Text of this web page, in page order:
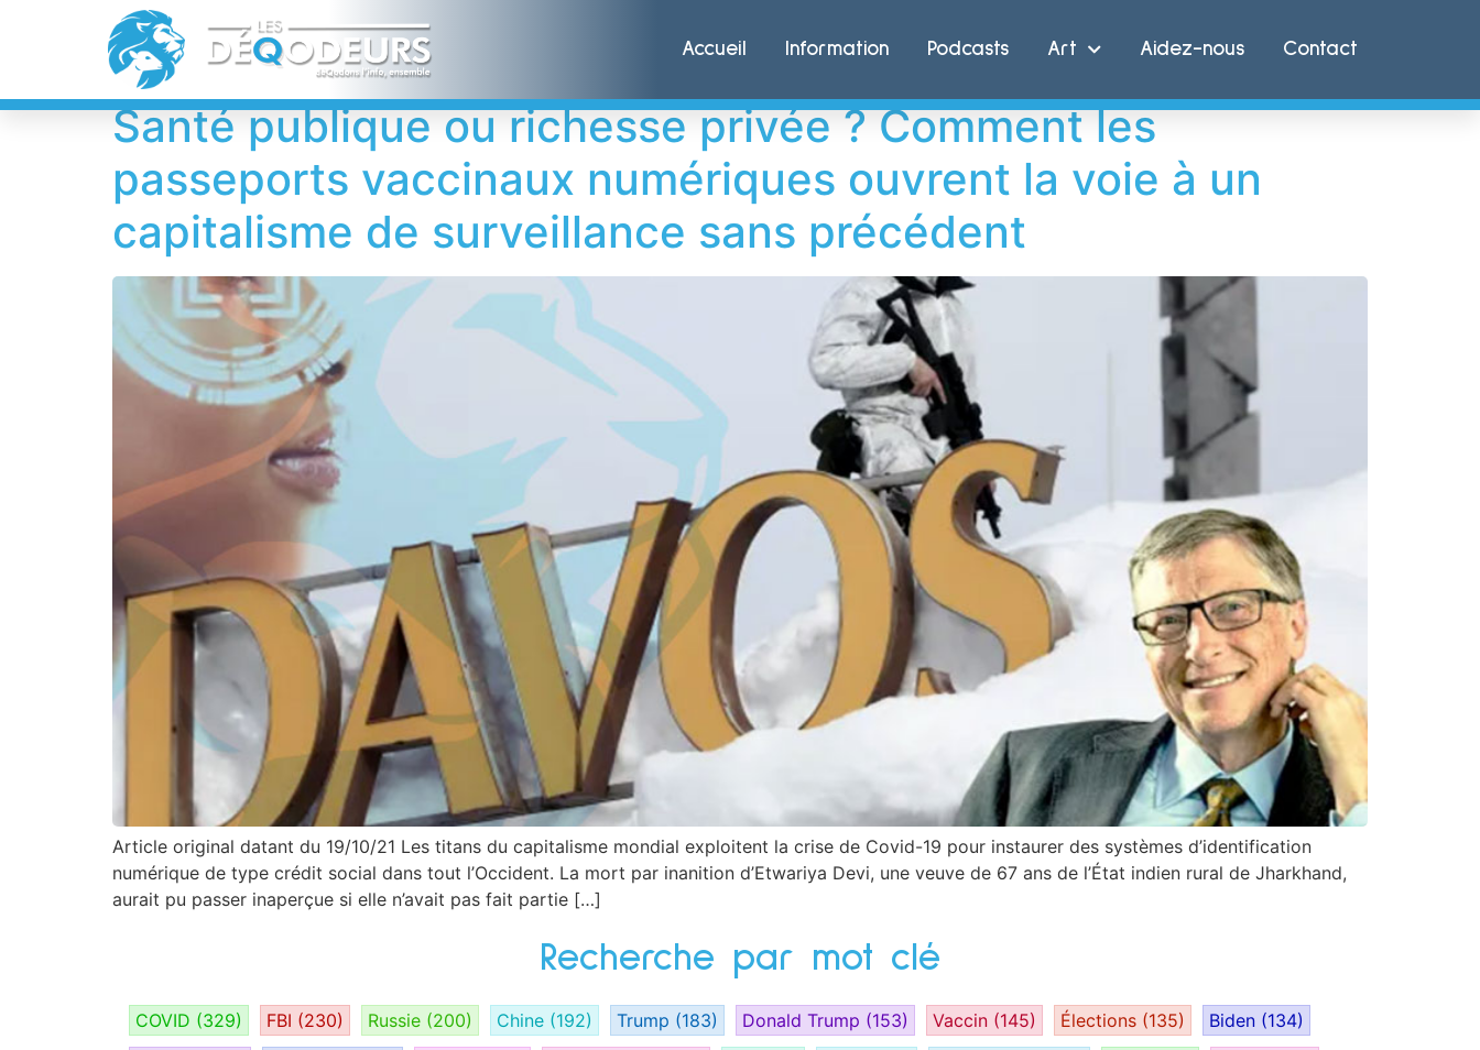
Accueil Information Podcasts Art Aidez-nous Contact
Étiquette :Zarka
Santé publique ou richesse privée ? Comment les
passeports vaccinaux numériques ouvrent la voie à un
capitalisme de surveillance sans précédent
Article original datant du 19/10/21 Les titans du capitalisme mondial exploitent la crise de Covid-19 pour instaurer des systèmes d’identification
numérique de type crédit social dans tout l’Occident. La mort par inanition d’Etwariya Devi, une veuve de 67 ans de l’État indien rural de Jharkhand,
aurait pu passer inaperçue si elle n’avait pas fait partie […]
Recherche par mot clé
COVID (329) FBI (230) Russie (200) Chine (192) Trump (183) Donald Trump (153) Vaccin (145) Élections (135) Biden (134)